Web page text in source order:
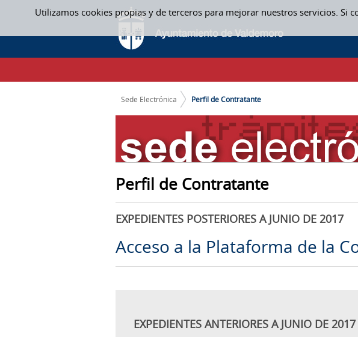
Utilizamos cookies propias y de terceros para mejorar nuestros servicios. Si
Saltar al contenido
PERFIL DE CONTRATANTE
CAMINO DE MIGAS
Sede Electrónica Perfil de Contratante
Perfil de Contratante
EXPEDIENTES POSTERIORES A JUNIO DE 2017
Acceso a la Plataforma de la
EXPEDIENTES ANTERIORES A JUNIO DE 2017